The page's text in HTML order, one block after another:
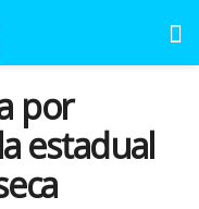
por
estadual